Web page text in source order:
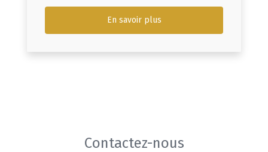
En savoir plus
Contactez-nous